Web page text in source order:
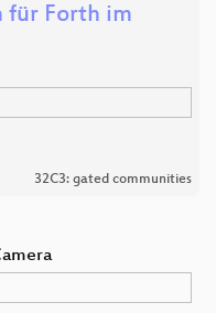
Forth im
32C3: gated communities